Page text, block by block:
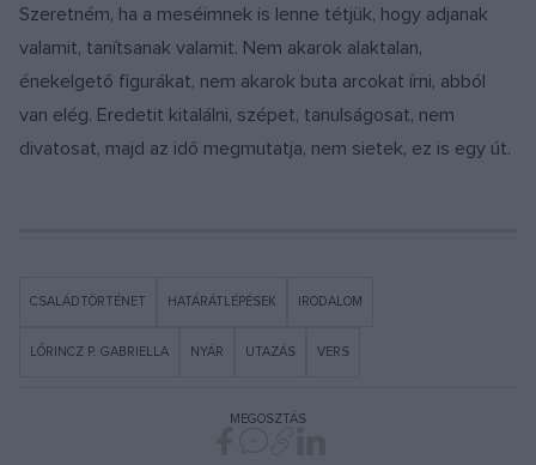
Szeretném, ha a meséimnek is lenne tétjük, hogy adjanak
valamit, tanítsanak valamit. Nem akarok alaktalan,
énekelgető figurákat, nem akarok buta arcokat írni, abból
van elég. Eredetit kitalálni, szépet, tanulságosat, nem
divatosat, majd az idő megmutatja, nem sietek, ez is egy út.
CSALÁDTÖRTÉNET HATÁRÁTLÉPÉSEK IRODALOM
LŐRINCZ P. GABRIELLA NYÁR UTAZÁS VERS
MEGOSZTÁS